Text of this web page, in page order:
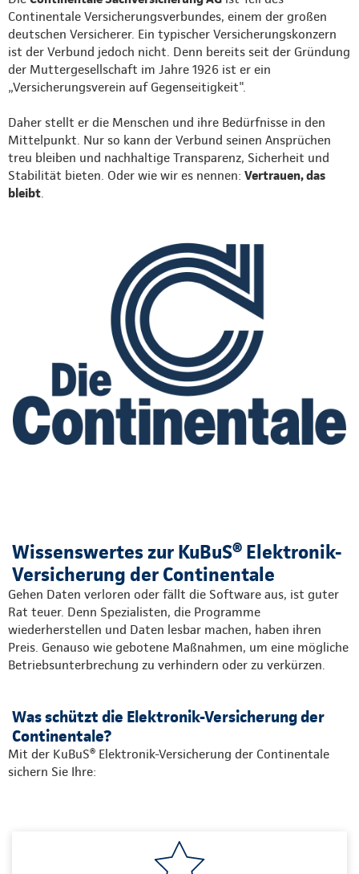
Continentale Versicherungsverbundes, einem der großen
deutschen Versicherer. Ein typischer Versicherungskonzern
ist der Verbund jedoch nicht. Denn bereits seit der Gründung
der Muttergesellschaft im Jahre 1926 ist er ein
„Versicherungsverein auf Gegenseitigkeit".
Daher stellt er die Menschen und ihre Bedürfnisse in den
Mittelpunkt. Nur so kann der Verbund seinen Ansprüchen
treu bleiben und nachhaltige Transparenz, Sicherheit und
Stabilität bieten. Oder wie wir es nennen: Vertrauen, das
bleibt
Wissenswertes zur KuBuS® Elektronik-
Versicherung der Continentale
Gehen Daten verloren oder fällt die Software aus, ist guter
Rat teuer. Denn Spezialisten, die Programme
wiederherstellen und Daten lesbar machen, haben ihren
Preis. Genauso wie gebotene Maßnahmen, um eine mögliche
Betriebsunterbrechung zu verhindern oder zu verkürzen.
Was schützt die Elektronik-Versicherung der
Continentale?
Mit der KuBuS® Elektronik-Versicherung der Continentale
sichern Sie Ihre: